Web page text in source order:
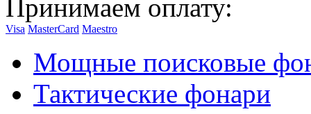
Принимаем оплату:
Visa MasterCard Maestro
Мощные поисковые
Тактические фонари